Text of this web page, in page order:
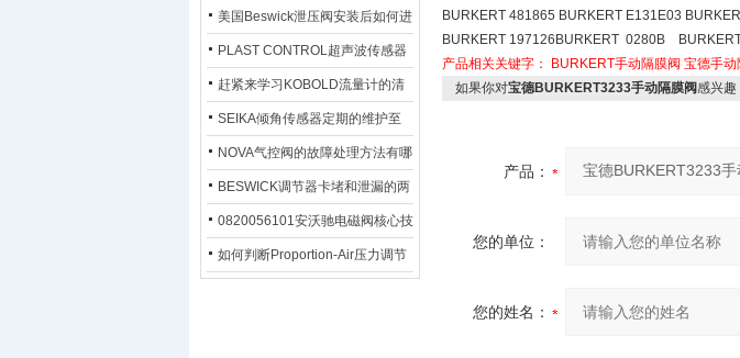
行排污步骤
美国Beswick泄压阀安装后如何进
行调试?
PLAST CONTROL超声波传感器
工作原理了解吗？
赶紧来学习KOBOLD流量计的清
洗流程吧
SEIKA倾角传感器定期的维护至
关重要
NOVA气控阀的故障处理方法有哪
些？
BESWICK调节器卡堵和泄漏的两
大问题解决措施
0820056101安沃驰电磁阀核心技
术参数
如何判断Proportion-Air压力调节
BURKERT 481865 BURKERT E131E03
BURKERT 197126BURKERT 0280B
产品相关关键字：
BURKERT手动隔膜阀 宝德手动
如果你对宝德BURKERT3233手动隔膜阀感兴趣
产品：
您的单位：
您的姓名：